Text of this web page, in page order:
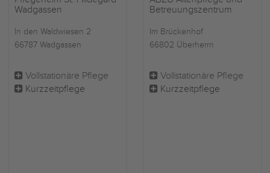
Wadgassen
In den Waldwiesen 2
66787 Wadgassen
Vollstationäre Pflege
Kurzzeitpflege
Betreuungszentrum
Im Brückenhof
66802 Überherrn
Vollstationäre Pflege
Kurzzeitpflege